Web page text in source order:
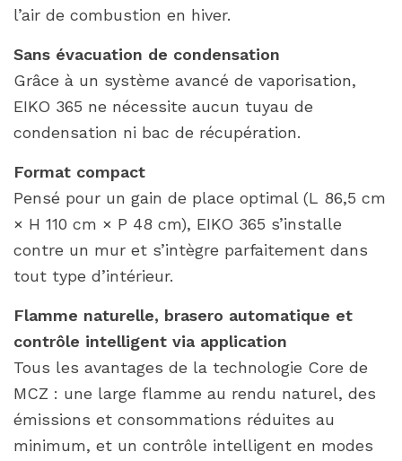
l’air de combustion en hiver.
Sans évacuation de condensation
Grâce à un système avancé de vaporisation,
EIKO 365 ne nécessite aucun tuyau de
condensation ni bac de récupération.
Format compact
Pensé pour un gain de place optimal (L 86,5 cm
× H 110 cm × P 48 cm), EIKO 365 s’installe
contre un mur et s’intègre parfaitement dans
tout type d’intérieur.
Flamme naturelle, brasero automatique et
contrôle intelligent via application
Tous les avantages de la technologie Core de
MCZ : une large flamme au rendu naturel, des
émissions et consommations réduites au
minimum, et un contrôle intelligent en modes